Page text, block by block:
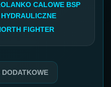
CALOWE BSP
FIGHTER